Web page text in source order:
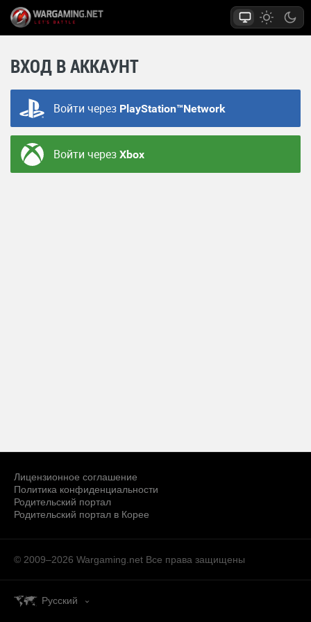
ВХОД В АККАУНТ
Войти через PlayStation™Network
Войти черезXbox
Лицензионное соглашение
Политика конфиденциальности
Родительский портал
Родительский портал в Корее
© 2009–2026 Wargaming.net Все права защищены
Русский